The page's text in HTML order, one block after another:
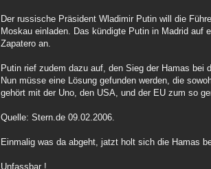
Der russische Präsident Wladimir Putin will die
Moskau einladen. Das kündigte Putin in Madrid auf
Zapatero an.
Putin rief zudem dazu auf, den Sieg der Hamas
Nun müsse eine Lösung gefunden werden, die
gehört mit der Uno, den USA, und der EU zum so
Quelle: Stern.de 09.02.2006.
Einmalig was da abgeht, jatzt holt sich die Hamas
Unfassbar !